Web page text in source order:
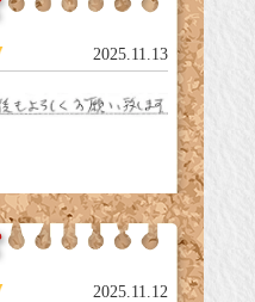
2025.11.13
2025.11.12